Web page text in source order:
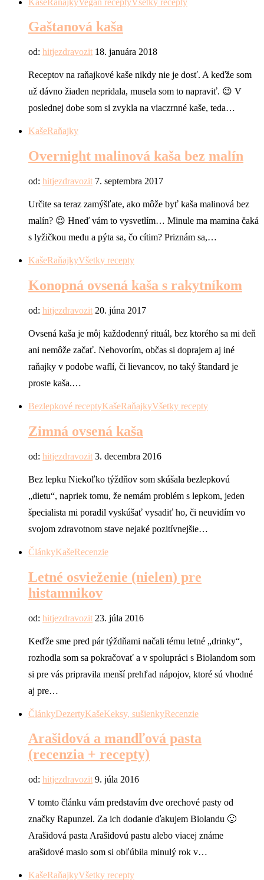
Gaštanová kaša
od: hitjezdravozit 18. januára 2018
Receptov na raňajkové kaše nikdy nie je dosť. A keďže som
už dávno žiaden nepridala, musela som to napraviť. 😉 V
poslednej dobe som si zvykla na viaczrnné kaše, teda…
KašeRaňajky
Overnight malinová kaša bez malín
od: hitjezdravozit 7. septembra 2017
Určite sa teraz zamýšľate, ako môže byť kaša malinová bez
malín? 😉 Hneď vám to vysvetlím… Minule ma mamina čaká
s lyžičkou medu a pýta sa, čo cítim? Priznám sa,…
KašeRaňajkyVšetky recepty
Konopná ovsená kaša s rakytníkom
od: hitjezdravozit 20. júna 2017
Ovsená kaša je môj každodenný rituál, bez ktorého sa mi deň
ani nemôže začať. Nehovorím, občas si doprajem aj iné
raňajky v podobe waflí, či lievancov, no taký štandard je
proste kaša.…
Bezlepkové receptyKašeRaňajkyVšetky recepty
Zimná ovsená kaša
od: hitjezdravozit 3. decembra 2016
Bez lepku Niekoľko týždňov som skúšala bezlepkovú
„dietu“, napriek tomu, že nemám problém s lepkom, jeden
špecialista mi poradil vyskúšať vysadiť ho, či neuvidím vo
svojom zdravotnom stave nejaké pozitívnejšie…
ČlánkyKašeRecenzie
Letné osvieženie (nielen) pre
histamnikov
od: hitjezdravozit 23. júla 2016
Keďže sme pred pár týždňami načali tému letné „drinky“,
rozhodla som sa pokračovať a v spolupráci s Biolandom som
si pre vás pripravila menší prehľad nápojov, ktoré sú vhodné
aj pre…
ČlánkyDezertyKašeKeksy, sušienkyRecenzie
Arašidová a mandľová pasta
(recenzia + recepty)
od: hitjezdravozit 9. júla 2016
V tomto článku vám predstavím dve orechové pasty od
značky Rapunzel. Za ich dodanie ďakujem Biolandu 🙂
Arašidová pasta Arašidovú pastu alebo viacej známe
arašidové maslo som si obľúbila minulý rok v…
KašeRaňajkyVšetky recepty